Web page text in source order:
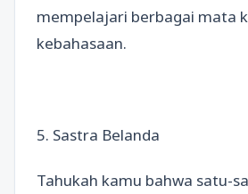
mempelajari berbagai mata
kebahasaan.
5. Sastra Belanda
Tahukah kamu bahwa satu-